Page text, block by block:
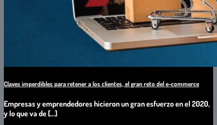
Claves imperdibles para retener a los clientes, el gran reto del e-commerce
Empresas y emprendedores hicieron un gran esfuerzo en el 2020,
y lo que va de [...]